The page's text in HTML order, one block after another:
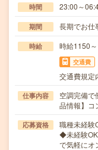
時間 23:00～
期間 長期でお仕
時給 時給1150
交通費
交通費規定
仕事内容
空調完備で
品情報】コ
応募資格
職種未経験
◆未経験OK
で気軽に